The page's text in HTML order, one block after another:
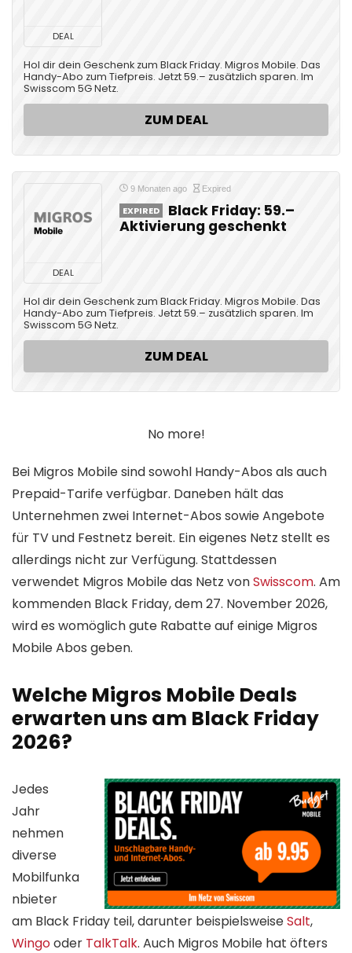
DEAL
Hol dir dein Geschenk zum Black Friday. Migros Mobile. Das
Handy-Abo zum Tiefpreis. Jetzt 59.– zusätzlich sparen. Im
Swisscom 5G Netz.
ZUM DEAL
DEAL
9 Monaten ago Expired
EXPIRED
Black Friday: 59.–
Aktivierung geschenkt
Hol dir dein Geschenk zum Black Friday. Migros Mobile. Das
Handy-Abo zum Tiefpreis. Jetzt 59.– zusätzlich sparen. Im
Swisscom 5G Netz.
ZUM DEAL
No more!
Bei Migros Mobile sind sowohl Handy-Abos als auch
Prepaid-Tarife verfügbar. Daneben hält das
Unternehmen zwei Internet-Abos sowie Angebote
für TV und Festnetz bereit. Ein eigenes Netz stellt es
allerdings nicht zur Verfügung. Stattdessen
verwendet Migros Mobile das Netz vonSwisscom. Am
kommenden Black Friday, dem 27. November 2026,
wird es womöglich gute Rabatte auf einige Migros
Mobile Abos geben.
Welche Migros Mobile Deals
erwarten uns am Black Friday
2026?
Jedes
Jahr
nehmen
diverse
Mobilfunka
nbieter
am Black Friday teil, darunter beispielsweiseSalt,
Wingooder TalkTalk. Auch Migros Mobile hat öfters